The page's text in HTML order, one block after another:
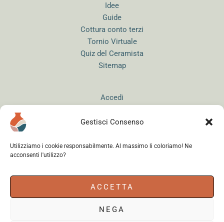
Gestisci Consenso
Utilizziamo i cookie responsabilmente. Al massimo li coloriamo! Ne
acconsenti l'utilizzo?
ACCETTA
NEGA
Idee
Guide
Cottura conto terzi
Tornio Virtuale
Quiz del Ceramista
Sitemap
Accedi